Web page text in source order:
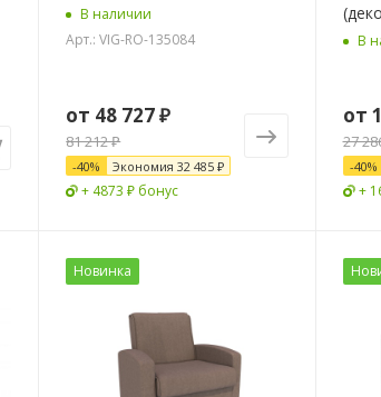
В наличии
Арт.: VIG-RO-135084
от 48 727 ₽
81 212 ₽
-40% Экономия32 485 ₽
+ 4873 ₽ бонус
В
от
27
-40%
+
Новинка